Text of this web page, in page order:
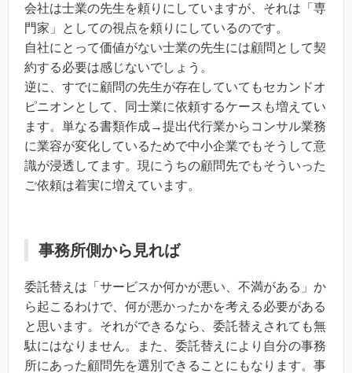
会社は士業の先生を頼りにしていますが、それは「専
門家」としての視点を頼りにしているのです。
自社にとって価値がない士業の先生には顧問として契
約する必要は感じないでしょう。
逆に、すでに顧問の先生が存在していてもセカンドオ
ピニオンとして、同士業に依頼するケースも増えてい
ます。単なる書類作成→提出代行業からコンサル業務
に業容が変化しているためで中小企業でもそうして意
識が浸透してます。現にうちの顧問先でもそういった
ご依頼は着実に増えています。
事務所側から見れば
委託替えは「サービスか何かが悪い、不満がある」か
ら起こるわけで、何が悪かったかを考える必要がある
と思います。それができるなら、委託替えされても無
駄にはなりません。また、委託替えにより自分の事務
所にあった顧問先を選別できることにもなります。事